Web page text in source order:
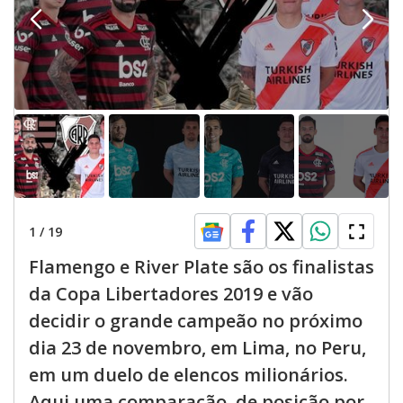
d
e
o
1 / 19
Flamengo e River Plate são os finalistas
da Copa Libertadores 2019 e vão
decidir o grande campeão no próximo
dia 23 de novembro, em Lima, no Peru,
em um duelo de elencos milionários.